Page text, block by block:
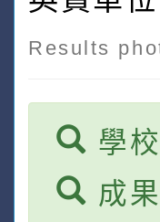
Results
學
成